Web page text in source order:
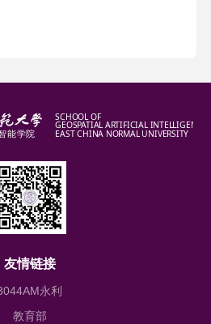
友情链接
永利
教育部